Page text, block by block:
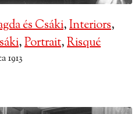
és Csáki,Interiors,
,Portrait,Risqué
1913